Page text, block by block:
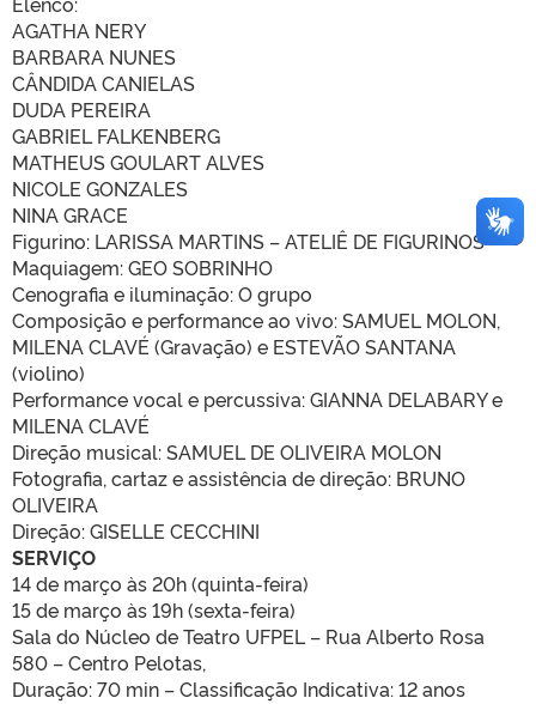
AGATHA NERY
BARBARA NUNES
CÂNDIDA CANIELAS
DUDA PEREIRA
GABRIEL FALKENBERG
MATHEUS GOULART ALVES
NICOLE GONZALES
NINA GRACE
Figurino: LARISSA MARTINS – ATELIÊ DE FIGURINOS
Maquiagem: GEO SOBRINHO
Cenografia e iluminação: O grupo
Composição e performance ao vivo: SAMUEL MOLON,
MILENA CLAVÉ (Gravação) e ESTEVÃO SANTANA
(violino)
Performance vocal e percussiva: GIANNA DELABARY e
MILENA CLAVÉ
Direção musical: SAMUEL DE OLIVEIRA MOLON
Fotografia, cartaz e assistência de direção: BRUNO
OLIVEIRA
Direção: GISELLE CECCHINI
SERVIÇO
14 de março às 20h (quinta-feira)
15 de março às 19h (sexta-feira)
Sala do Núcleo de Teatro UFPEL – Rua Alberto Rosa
580 – Centro Pelotas,
Duração: 70 min – Classificação Indicativa: 12 anos